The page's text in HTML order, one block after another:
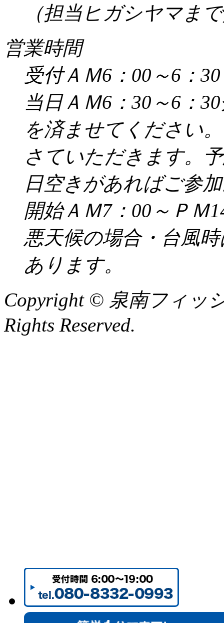
（担当ヒガシヤマま
営業時間
受付ＡＭ6：00～6：30
当日ＡＭ6：30～6：
を済ませてください
さていただきます。
日空きがあればご参
開始ＡＭ7：00～ＰＭ
悪天候の場合・台風
あります。
Copyright © 泉南フィッ
Rights Reserved.